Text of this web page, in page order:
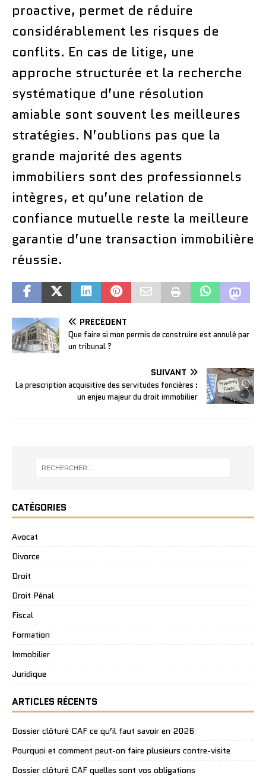
proactive, permet de réduire
considérablement les risques de
conflits. En cas de litige, une
approche structurée et la recherche
systématique d’une résolution
amiable sont souvent les meilleures
stratégies. N’oublions pas que la
grande majorité des agents
immobiliers sont des professionnels
intègres, et qu’une relation de
confiance mutuelle reste la meilleure
garantie d’une transaction immobilière
réussie.
PRÉCÉDENT
Que faire si mon permis de construire est annulé par
un tribunal ?
SUIVANT
La prescription acquisitive des servitudes foncières :
un enjeu majeur du droit immobilier
CATÉGORIES
Avocat
Divorce
Droit
Droit Pénal
Fiscal
Formation
Immobilier
Juridique
ARTICLES RÉCENTS
Dossier clôturé CAF ce qu’il faut savoir en 2026
Pourquoi et comment peut-on faire plusieurs contre-visite
Dossier clôturé CAF quelles sont vos obligations